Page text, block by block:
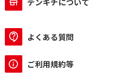
ノングレア（非光沢）
ブルーライトカット機能
よくある質問
ご利用規約等